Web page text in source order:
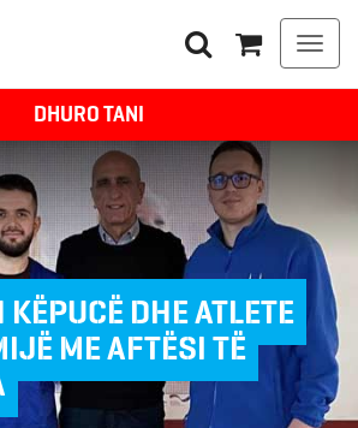
DHURO TANI
DHE ATLETE
ME AFTËSI TË